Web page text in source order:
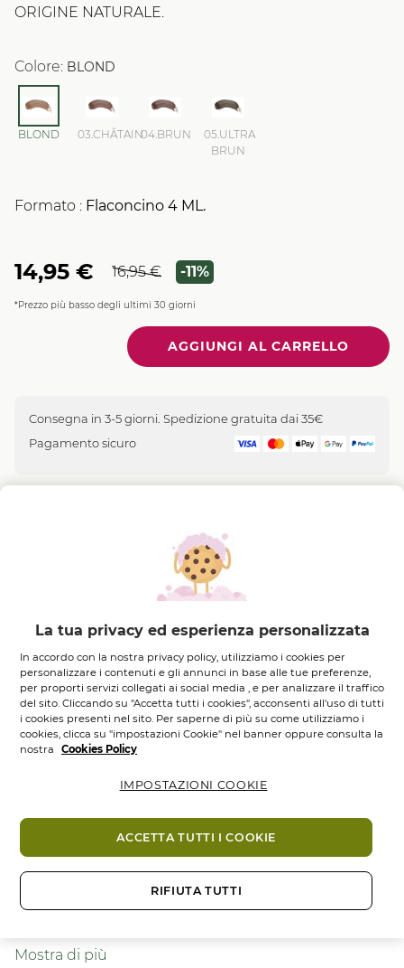
ORIGINE NATURALE.
Colore: BLOND
BLOND 03.CHÂTAIN04.BRUN
05.ULTRA
BRUN
Formato : Flaconcino 4 ML.
14,95 € 16,95 € -11%
*Prezzo più basso degli ultimi 30 giorni
Consegna in 3-5 giorni. Spedizione gratuita dai 35€
Pagamento sicuro
Complesso Vegetale
Fiordaliso Bio
Descrizione
Gel Sopracciglia 48H* rappresenta l’unione perfetta
tra un effetto make-up immediato che unisce resa e
Acqua di Fiordaliso.
La texture leggera, associata al
di
precisione in fibre, permette un’applicazione
semplice e senza striature.
IL SUO PIÙ:
solleva, colora e fissa le sopracciglia
CONSIGLI DI UTILIZZO
La tua privacy ed esperienza personalizzata
In accordo con la nostra privacy policy, utilizziamo i cookies per
personalizzare i contenuti e gli annunci in base alle tue preferenze,
per proporti servizi collegati ai social media , e per analizzare il traffico
del sito. Cliccando su "Accetta tutti i cookies", acconsenti all'uso di tutti
i cookies presenti nel sito. Per saperne di più su come utilizziamo i
cookies, clicca su "impostazioni Cookie" nel banner oppure consulta la
nostra
Cookies Policy
RIFIUTA TUTTI
ACCETTA TUTTI I COOKIE
IMPOSTAZIONI COOKIE